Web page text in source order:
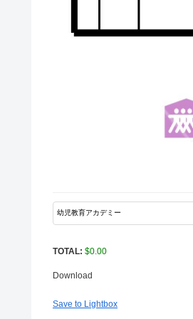
TOTAL: $0.00
Download
Save to Lightbox